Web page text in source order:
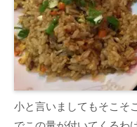
小と言いましてもそこそ